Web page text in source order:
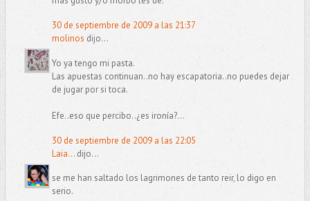
30 de septiembre de 2009 a las 21:37
molinos dijo...
Yo ya tengo mi pasta.
Las apuestas continuan..no hay escapatoria..no puedes dejar
de jugar por si toca.
Efe..eso que percibo..¿es ironía?...
30 de septiembre de 2009 a las 22:05
Laia...dijo...
se me han saltado los lagrimones de tanto reir, lo digo en
serio.